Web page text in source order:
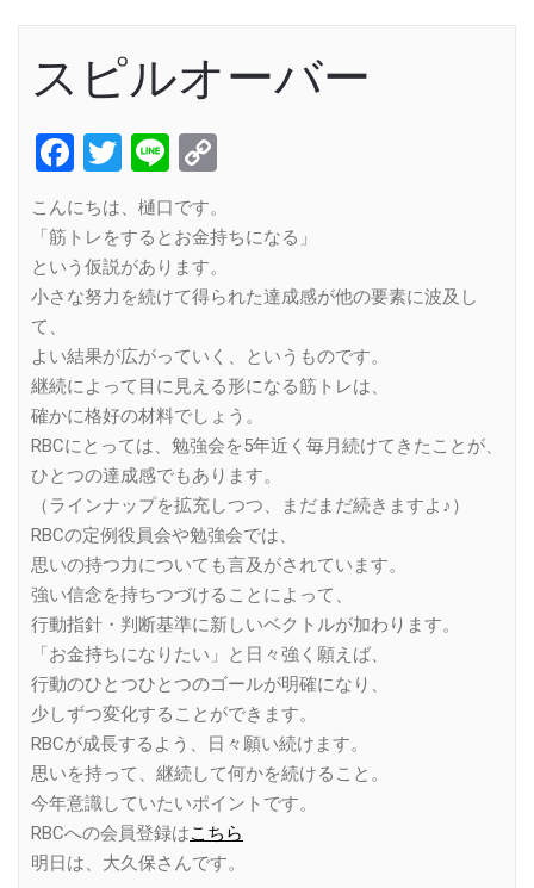
スピルオーバー
Facebook
Twitter
Line
こんにちは、樋口です。
「筋トレをするとお金持ちになる」
という仮説があります。
小さな努力を続けて得られた達成感が他の要素に波及し
て、
よい結果が広がっていく、というものです。
継続によって目に見える形になる筋トレは、
確かに格好の材料でしょう。
RBCにとっては、勉強会を5年近く毎月続けてきたことが、
ひとつの達成感でもあります。
（ラインナップを拡充しつつ、まだまだ続きますよ♪）
RBCの定例役員会や勉強会では、
思いの持つ力についても言及がされています。
強い信念を持ちつづけることによって、
行動指針・判断基準に新しいベクトルが加わります。
「お金持ちになりたい」と日々強く願えば、
行動のひとつひとつのゴールが明確になり、
少しずつ変化することができます。
RBCが成長するよう、日々願い続けます。
思いを持って、継続して何かを続けること。
今年意識していたいポイントです。
RBCへの会員登録はこちら
明日は、大久保さんです。